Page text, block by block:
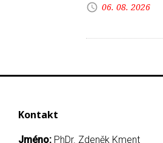
06. 08. 2026
Kontakt
Jméno: PhDr. Zdeněk Kment